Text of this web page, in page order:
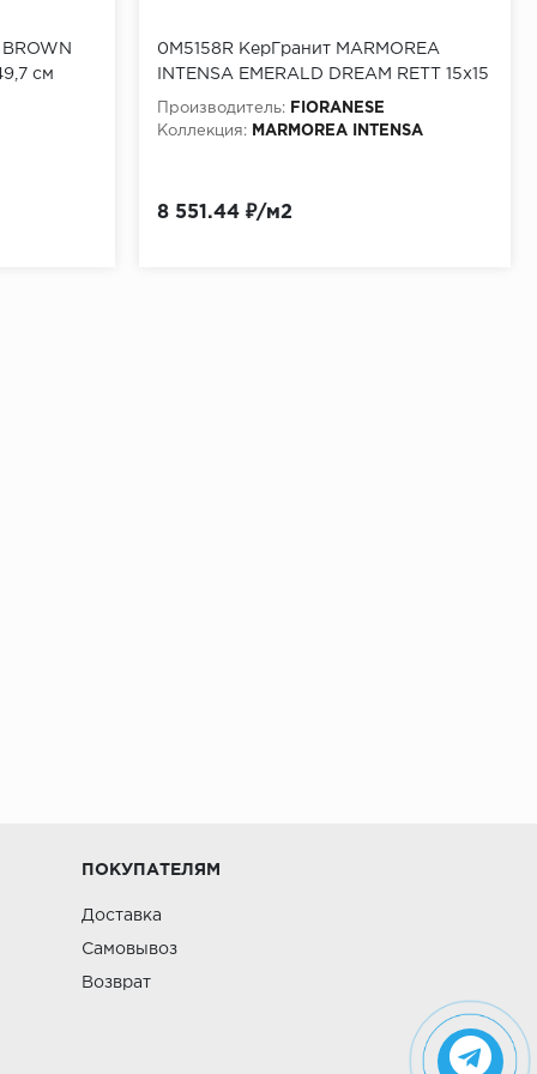
см
0M5158R КерГранит MARMOREA
INTENSA EMERALD DREAM RETT 15x15
см
Производитель:
FIORANESE
Коллекция:
MARMOREA INTENSA
8 551.44 ₽/м2
ПОКУПАТЕЛЯМ
Доставка
Самовывоз
Возврат